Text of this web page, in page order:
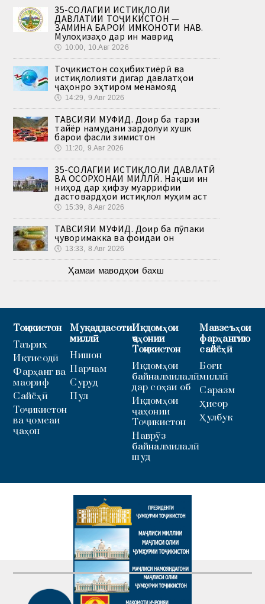
35-СОЛАГИИ ИСТИҚЛОЛИ
ДАВЛАТИИ ТОҶИКИСТОН —
ЗАМИНА БАРОИ ИМКОНОТИ НАВ.
Мулоҳизаҳо дар ин маврид
🕔 10:00, 10.Авг 2026
Тоҷикистон соҳибихтиёрӣ ва
истиқлолияти дигар давлатҳои
ҷаҳонро эҳтиром менамояд
🕔 14:29, 9.Авг 2026
ТАВСИЯИ МУФИД. Доир ба тарзи
тайёр намудани зардолуи хушк
барои фасли зимистон
🕔 11:20, 9.Авг 2026
35-СОЛАГИИ ИСТИҚЛОЛИ ДАВЛАТӢ
ВА ОСОРХОНАИ МИЛЛӢ. Нақши ин
ниҳод дар ҳифзу муаррифии
дастовардҳои истиқлол муҳим аст
🕔 15:39, 8.Авг 2026
ТАВСИЯИ МУФИД. Доир ба пӯпаки
ҷуворимакка ва фоидаи он
🕔 13:33, 8.Авг 2026
Ҳамаи маводҳои бахш
Тоҷикистон
Таърих
Иқтисодӣ
Фарҳанг ва
маориф
Сайёҳӣ
Тоҷикистон
ва ҷомеаи
ҷаҳон
Муқаддасоти
миллӣ
Нишон
Парчам
Суруд
Пул
Иқдомҳои
ҷаҳонии
Тоҷикистон
Иқдомҳои
байналмилалӣ
дар соҳаи об
Иқдомҳои
ҷаҳонии
Тоҷикистон
Наврӯз
байналмилалӣ
шуд
Мавзеъҳои
фарҳангию
сайёҳӣ
Боғи
миллӣ
Саразм
Ҳисор
Ҳулбук